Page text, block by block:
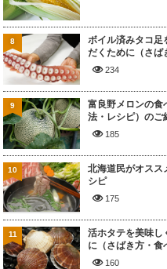
ボイル済みタコ足
だくために（さば
234
8
富良野メロンの食
法・レシピ）のご
185
9
北海道民がオスス
シピ
175
10
活ホタテを美味し
に（さばき方・食
160
11